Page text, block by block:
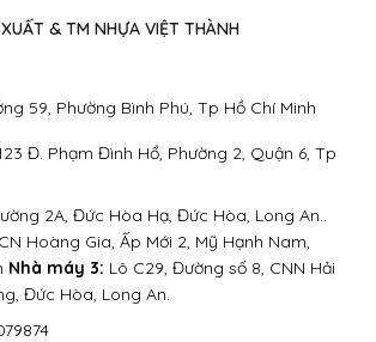
59, Phường Bình Phú, Tp Hồ Chí Minh
& TM NHỰA VIỆT THÀNH
2A, Đức Hòa Hạ, Đức Hòa, Long An..
Hoàng Gia, Ấp Mới 2, Mỹ Hạnh Nam,
Nhà máy 3: Lô C29, Đường số 8, CNN Hải
Đức Hòa, Long An.
Đ. Phạm Đình Hổ, Phường 2, Quận 6, Tp